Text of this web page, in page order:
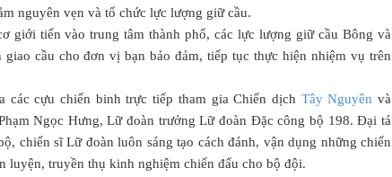
nguyên vẹn và tổ chức lực lượng giữ cầu.
giới tiến vào trung tâm thành phố, các lực lượng giữ cầu Bông và
cầu cho đơn vị bạn bảo đảm, tiếp tục thực hiện nhiệm vụ trên
các cựu chiến binh trực tiếp tham gia Chiến dịch Tây Nguyên và
Ngọc Hưng, Lữ đoàn trưởng Lữ đoàn Đặc công bộ 198. Đại tá
chiến sĩ Lữ đoàn luôn sáng tạo cách đánh, vận dụng những chiến
luyện, truyền thụ kinh nghiệm chiến đấu cho bộ đội.